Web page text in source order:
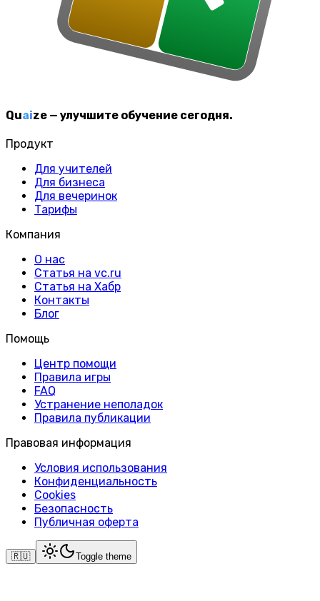
Quaize — улучшите обучение сегодня.
Продукт
Для учителей
Для бизнеса
Для вечеринок
Тарифы
Компания
О нас
Статья на vc.ru
Статья на Хабр
Контакты
Блог
Помощь
Центр помощи
Правила игры
FAQ
Устранение неполадок
Правила публикации
Правовая информация
Условия использования
Конфиденциальность
Cookies
Безопасность
Публичная оферта
🇷🇺 Toggle theme